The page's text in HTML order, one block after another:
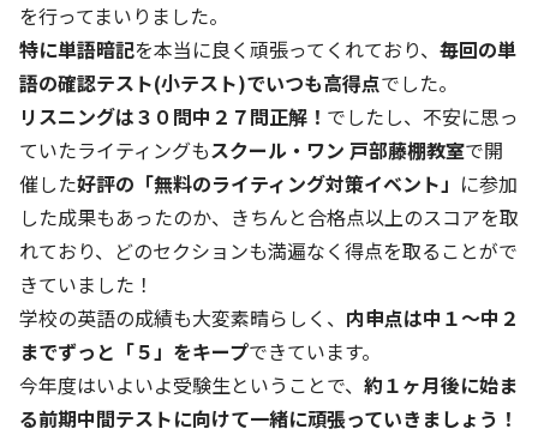
を行ってまいりました。
特に単語暗記を本当に良く頑張ってくれており、 毎回の単
語の確認テスト(小テスト)でいつも高得点でした。
リスニングは３０問中２７問正解！ でしたし、不安に思っ
ていたライティングもスクール・ワン 戸部藤棚教室で開
催した好評の「無料のライティング対策イベント」 に参加
した成果もあったのか、きちんと合格点以上のスコアを取
れており、どのセクションも満遍なく得点を取ることがで
きていました！
学校の英語の成績も大変素晴らしく、 内申点は中１～中２
までずっと「５」をキープできています。
今年度はいよいよ受験生ということで、 約１ヶ月後に始ま
る前期中間テストに向けて一緒に頑張っていきましょう！